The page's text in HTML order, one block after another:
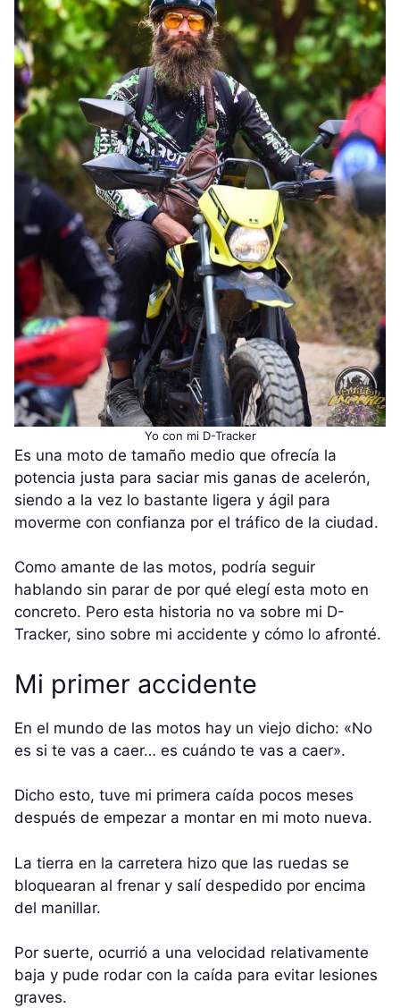
Yo con mi D-Tracker
Es una moto de tamaño medio que ofrecía la
potencia justa para saciar mis ganas de acelerón,
siendo a la vez lo bastante ligera y ágil para
moverme con confianza por el tráfico de la ciudad.
Como amante de las motos, podría seguir
hablando sin parar de por qué elegí esta moto en
concreto. Pero esta historia no va sobre mi D-
Tracker, sino sobre mi accidente y cómo lo afronté.
Mi primer accidente
En el mundo de las motos hay un viejo dicho: «No
es si te vas a caer… es cuándo te vas a caer».
Dicho esto, tuve mi primera caída pocos meses
después de empezar a montar en mi moto nueva.
La tierra en la carretera hizo que las ruedas se
bloquearan al frenar y salí despedido por encima
del manillar.
Por suerte, ocurrió a una velocidad relativamente
baja y pude rodar con la caída para evitar lesiones
graves.